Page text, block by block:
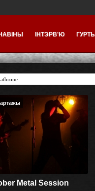
ІНТЭРВ'Ю
Metal Session